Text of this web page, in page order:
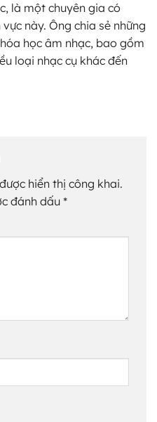
là một chuyên gia có
này. Ông chia sẻ những
học âm nhạc, bao gồm
loại nhạc cụ khác đến
hiển thị công khai.
đánh dấu *